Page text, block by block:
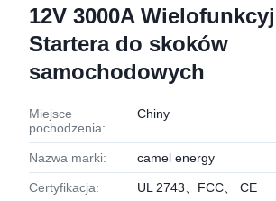
12V 3000A
Startera do skoków
samochodowych
Miejsce
pochodzenia:
Chiny
Nazwa marki: camel energy
Certyfikacja: UL 2743、FCC、 CE